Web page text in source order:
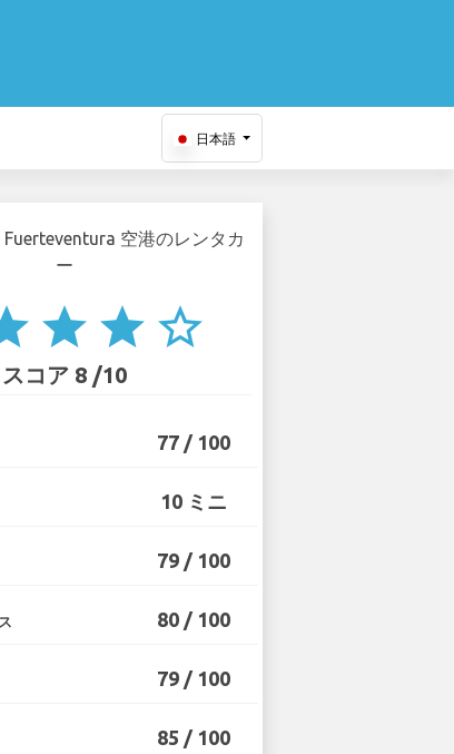
日本語
star star star_border
スコア 8 /10
77 / 100
10 ミニ
79 / 100
80 / 100
79 / 100
85 / 100